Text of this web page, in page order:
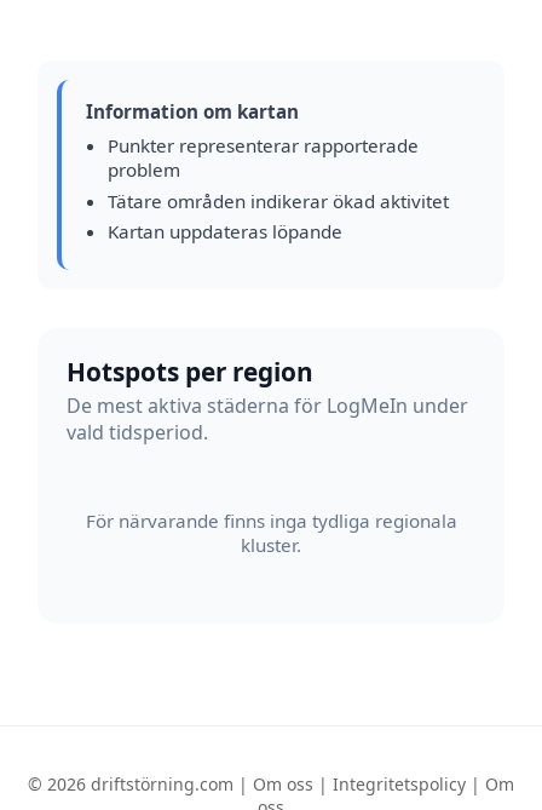
Information om kartan
Punkter representerar rapporterade
problem
Tätare områden indikerar ökad aktivitet
Kartan uppdateras löpande
Hotspots per region
De mest aktiva städerna för LogMeIn under
vald tidsperiod.
För närvarande finns inga tydliga regionala
kluster.
© 2026 driftstörning.com | Om oss | Integritetspolicy | Om